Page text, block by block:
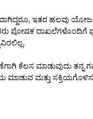
ಇತರ ಹಲವು
ಪೋಷಕ ದಾಖಲೆಗಳೊಂದಿಗೆ
ಕೆಲಸ ಮಾಡುವುದು
ಮತ್ತು